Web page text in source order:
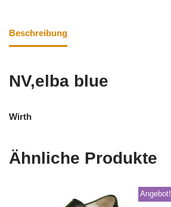
Beschreibung
NV,elba blue
Wirth
Ähnliche Produkte
Angebot!